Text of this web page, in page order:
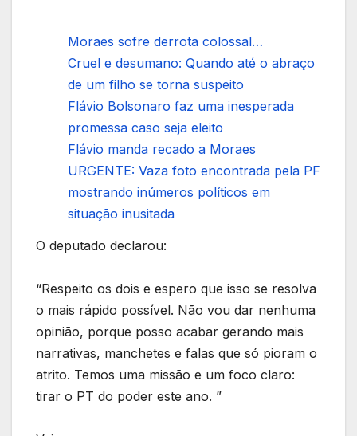
Moraes sofre derrota colossal…
Cruel e desumano: Quando até o abraço
de um filho se torna suspeito
Flávio Bolsonaro faz uma inesperada
promessa caso seja eleito
Flávio manda recado a Moraes
URGENTE: Vaza foto encontrada pela PF
mostrando inúmeros políticos em
situação inusitada
O deputado declarou:
“Respeito os dois e espero que isso se resolva
o mais rápido possível. Não vou dar nenhuma
opinião, porque posso acabar gerando mais
narrativas, manchetes e falas que só pioram o
atrito. Temos uma missão e um foco claro:
tirar o PT do poder este ano. ”